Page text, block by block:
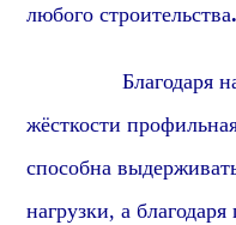
любого строительства.
Благодаря
жёсткостипрофиль
способна
нагрузки, а